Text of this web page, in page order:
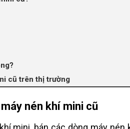
cũ trên thị trường
nén khí mini cũ